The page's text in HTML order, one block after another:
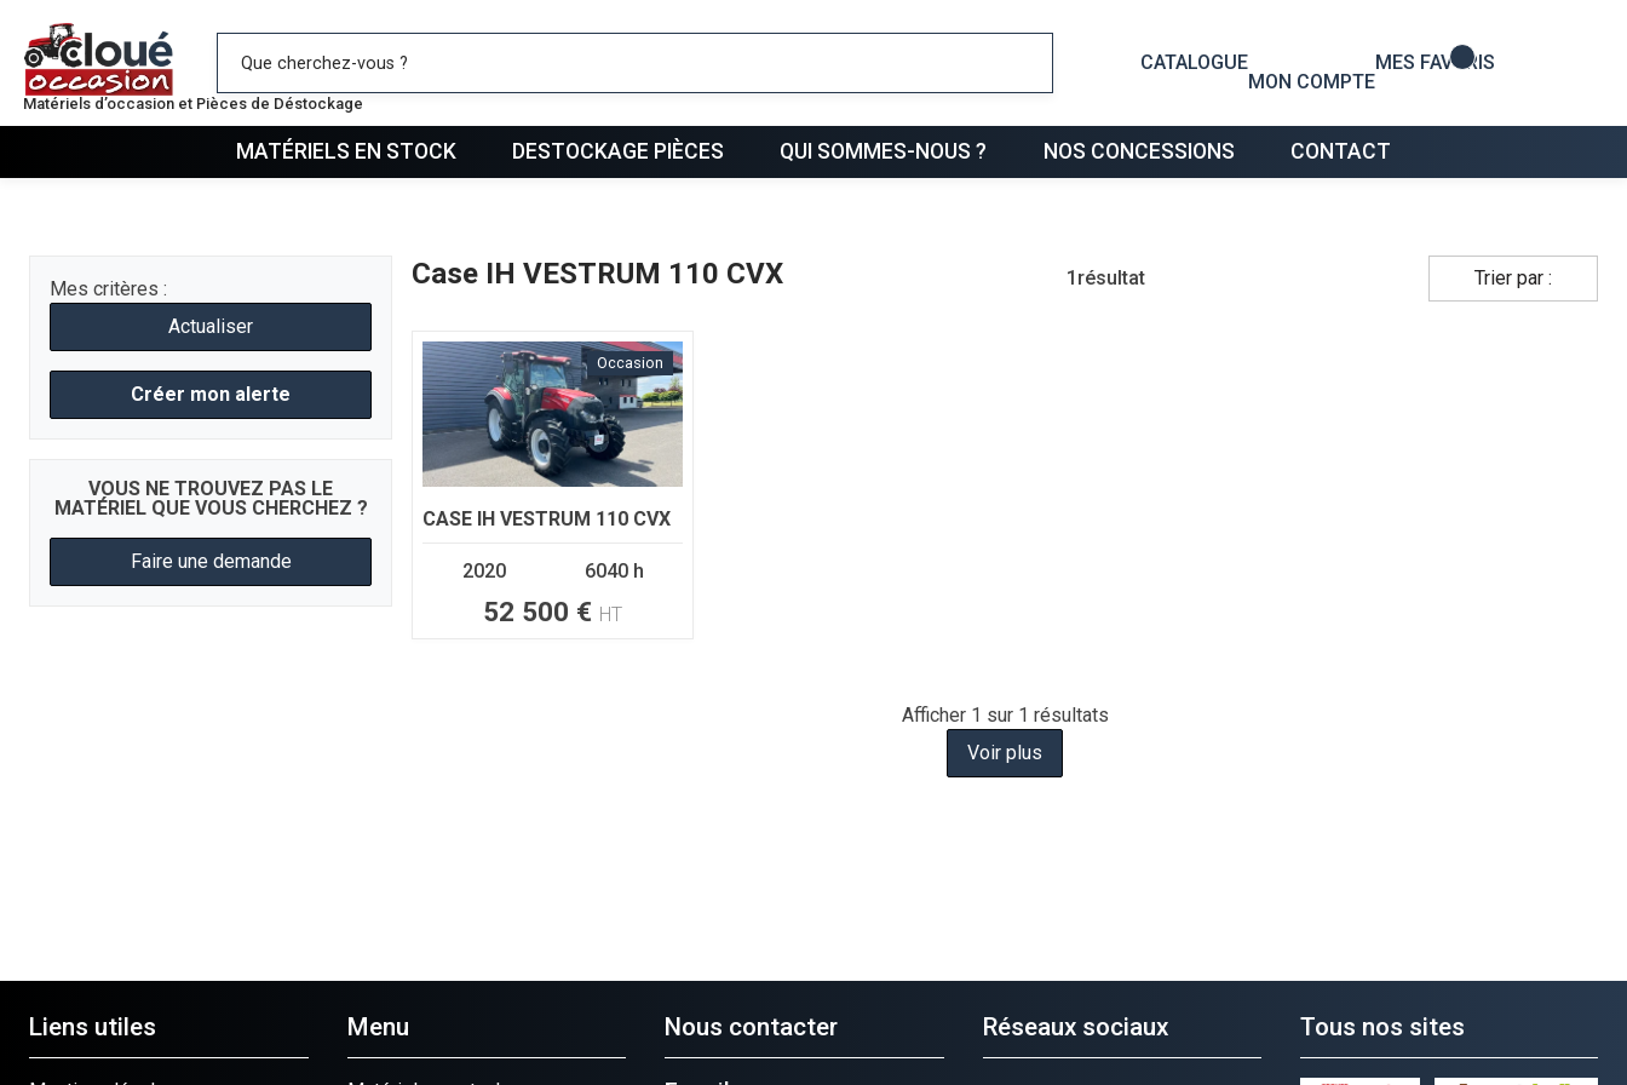
Matériels d’occasion et Pièces de Déstockage
CATALOGUE
MON COMPTE
MES FAVORIS
Mes favoris
MATÉRIELS EN STOCK DESTOCKAGE PIÈCES QUI SOMMES-NOUS ? NOS CONCESSIONS CONTACT
Mes critères :
Actualiser
Créer mon alerte
VOUS NE TROUVEZ PAS LE
MATÉRIEL QUE VOUS CHERCHEZ ?
Faire une demande
Case IH VESTRUM 110 CVX 1 résultat Trier par :
Occasion
CASE IH VESTRUM 110 CVX
2020 6040 h
52 500 € HT
Afficher 1 sur 1 résultats
Voir plus
Liens utiles Menu Nous contacter Réseaux sociaux Tous nos sites